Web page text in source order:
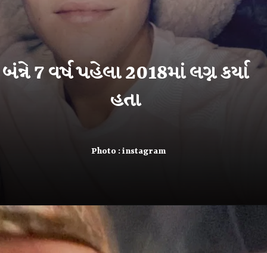
Photo : instagram
બંન્ને 7 વર્ષ પહેલા 2018માં લગ્ન કર્યા
હતા